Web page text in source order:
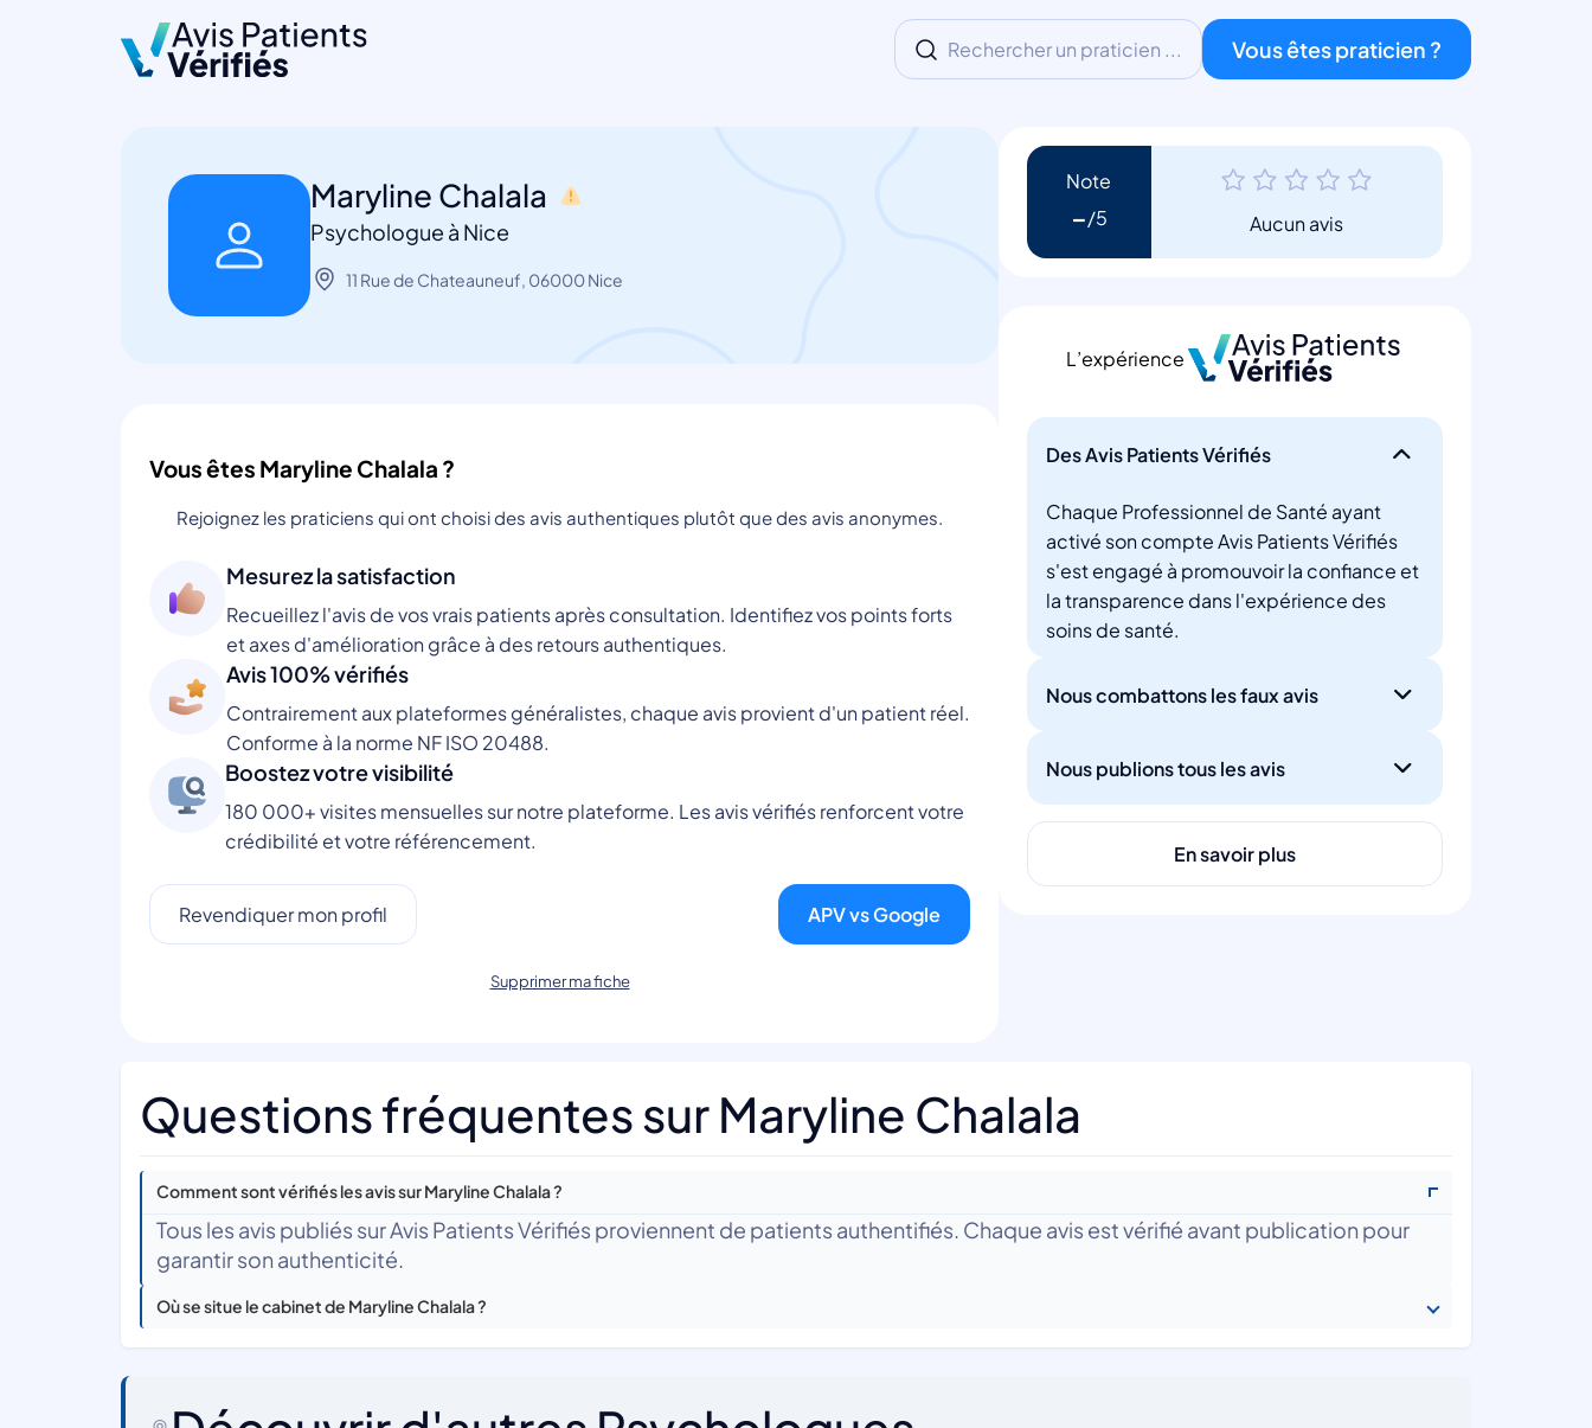
Rechercher un praticien ... Vous êtes praticien ?
Maryline Chalala
Psychologue à Nice
11 Rue de Chateauneuf, 06000 Nice
Vous êtes Maryline Chalala ?
Rejoignez les praticiens qui ont choisi des avis authentiques plutôt que des avis anonymes.
Mesurez la satisfaction
Recueillez l'avis de vos vrais patients après consultation. Identifiez vos points forts
et axes d'amélioration grâce à des retours authentiques.
Avis 100% vérifiés
Contrairement aux plateformes généralistes, chaque avis provient d'un patient réel.
Conforme à la norme NF ISO 20488.
Boostez votre visibilité
180 000+ visites mensuelles sur notre plateforme. Les avis vérifiés renforcent votre
crédibilité et votre référencement.
Revendiquer mon profil APV vs Google
Supprimer ma fiche
Note
- Aucun avis
L’expérience
Des Avis Patients Vérifiés
Chaque Professionnel de Santé ayant
activé son compte Avis Patients Vérifiés
s'est engagé à promouvoir la confiance et
la transparence dans l'expérience des
soins de santé.
Nous combattons les faux avis
Nous publions tous les avis
En savoir plus
Questions fréquentes sur Maryline Chalala
Comment sont vérifiés les avis sur Maryline Chalala ?
Tous les avis publiés sur Avis Patients Vérifiés proviennent de patients authentifiés. Chaque avis est vérifié avant publication pour
garantir son authenticité.
Où se situe le cabinet de Maryline Chalala ?